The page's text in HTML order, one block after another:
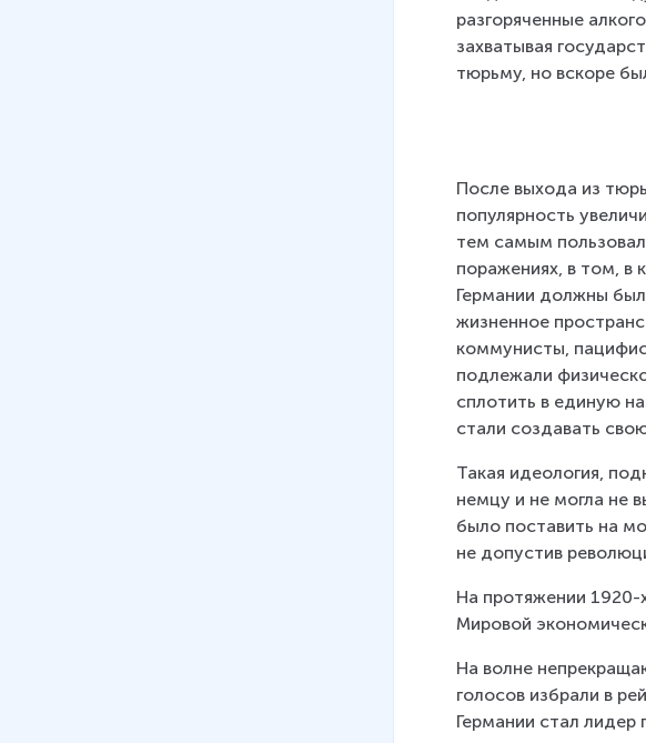
разгоряченные
захватывая
тюрьму, но вскоре
После выхода из
популярность
тем самым
поражениях, в том, в
Германии должны
жизненное
коммунисты,
подлежали
сплотить в единую
стали создавать
Такая идеология,
немцу и не могла не
было поставить на
не допустив
На протяжении 1920-
Мировой
На волне
голосов избрали в
Германии стал лидер